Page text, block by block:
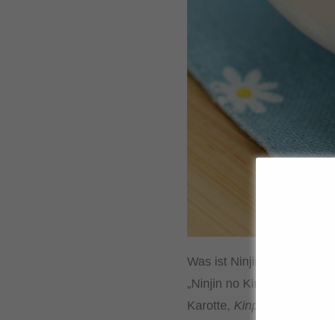
Was ist Ninjin no Kinpira?
„Ninjin no Kinpira“
Karotte, Kinpira